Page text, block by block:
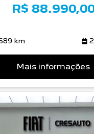
Mais informações